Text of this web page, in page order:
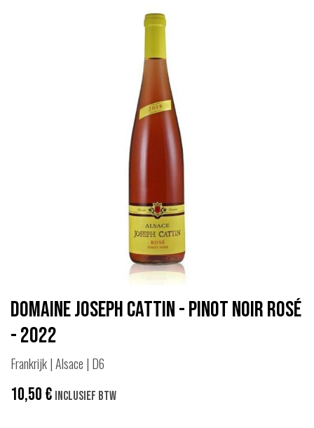
Domaine Joseph Cattin - Pinot Noir Rosé
- 2022
Frankrijk | Alsace | D6
10,50€ Inclusief btw